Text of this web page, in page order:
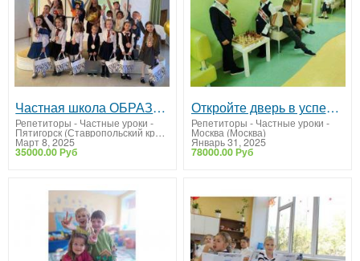
Частная школа ОБРАЗОВАНИЕ ПЛЮС КМВ
Репетиторы - Частные уроки -
Пятигорск (Ставропольский край)
Март 8, 2025
35000.00 Руб
Откройте дверь в успешное будущее вместе с частной школой ОБРАЗОВАНИЕ ПЛЮС…I!
Репетиторы - Частные уроки -
Москва (Москва)
Январь 31, 2025
78000.00 Руб